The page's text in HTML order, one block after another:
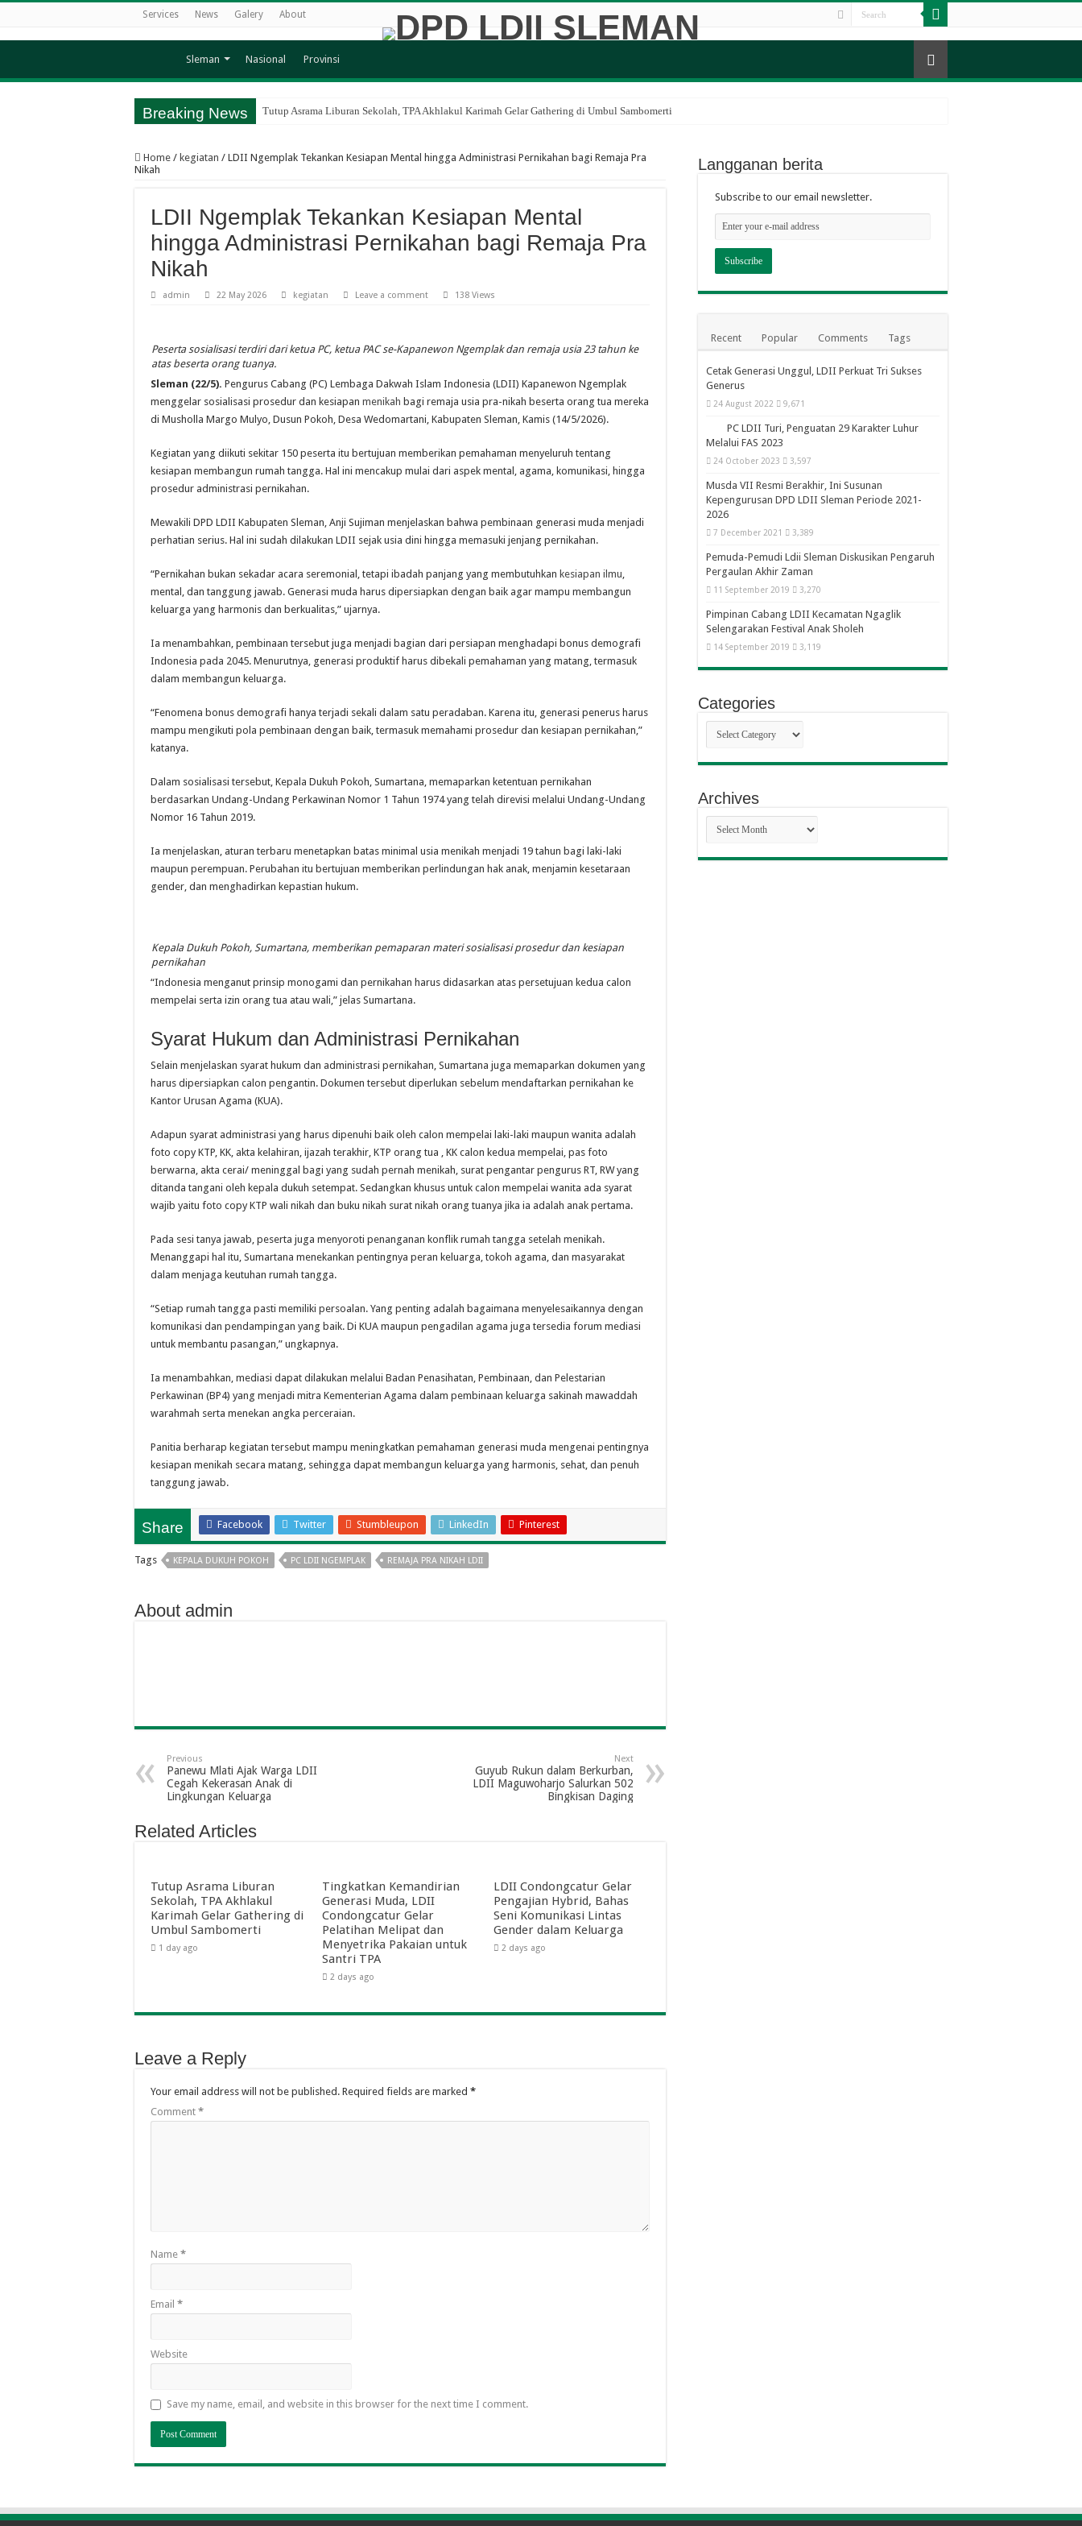
Services News Galery About
Sleman Nasional Provinsi
Breaking News Tutup Asrama Liburan Sekolah, TPA Akhlakul Karimah Gelar Gathering di Umbul Sambomerti
LDII Condongcatur Gelar Pengajian Hybrid, Bahas Seni Komunikasi Lintas Gender dalam Keluarga
TPA Akhlakul Karimah Gelar Beragam Kegiatan, Asah Mental dan Karakter Santri Sejak Dini
Edukasi Sejarah Kriptografi, Komunitas Homeschooling Tuman Sinau Sambangi Museum Sandi
Sinergi Kapanewon dan MUI Ngaglik Pererat Silaturahim Lewat Subuh Keliling di Mushola Al Manshurin Nglempong Lor
Sambut Semester Baru, TPA Akhlakul Karimah Gelar Kegiatan Perdana Penuh Makna
Home / kegiatan / LDII Ngemplak Tekankan Kesiapan Mental hingga Administrasi Pernikahan bagi Remaja Pra
Nikah
LDII Ngemplak Tekankan Kesiapan Mental
hingga Administrasi Pernikahan bagi Remaja Pra
Nikah
admin 22 May 2026 kegiatan Leave a comment 138 Views
Peserta sosialisasi terdiri dari ketua PC, ketua PAC se-Kapanewon Ngemplak dan remaja usia 23 tahun ke
atas beserta orang tuanya.
Sleman (22/5). Pengurus Cabang (PC) Lembaga Dakwah Islam Indonesia (LDII) Kapanewon Ngemplak
menggelar sosialisasi prosedur dan kesiapan menikah bagi remaja usia pra-nikah beserta orang tua mereka
di Musholla Margo Mulyo, Dusun Pokoh, Desa Wedomartani, Kabupaten Sleman, Kamis (14/5/2026).
Kegiatan yang diikuti sekitar 150 peserta itu bertujuan memberikan pemahaman menyeluruh tentang
kesiapan membangun rumah tangga. Hal ini mencakup mulai dari aspek mental, agama, komunikasi, hingga
prosedur administrasi pernikahan.
Mewakili DPD LDII Kabupaten Sleman, Anji Sujiman menjelaskan bahwa pembinaan generasi muda menjadi
perhatian serius. Hal ini sudah dilakukan LDII sejak usia dini hingga memasuki jenjang pernikahan.
“Pernikahan bukan sekadar acara seremonial, tetapi ibadah panjang yang membutuhkan kesiapan ilmu,
mental, dan tanggung jawab. Generasi muda harus dipersiapkan dengan baik agar mampu membangun
keluarga yang harmonis dan berkualitas,” ujarnya.
Ia menambahkan, pembinaan tersebut juga menjadi bagian dari persiapan menghadapi bonus demografi
Indonesia pada 2045. Menurutnya, generasi produktif harus dibekali pemahaman yang matang, termasuk
dalam membangun keluarga.
“Fenomena bonus demografi hanya terjadi sekali dalam satu peradaban. Karena itu, generasi penerus harus
mampu mengikuti pola pembinaan dengan baik, termasuk memahami prosedur dan kesiapan pernikahan,”
katanya.
Dalam sosialisasi tersebut, Kepala Dukuh Pokoh, Sumartana, memaparkan ketentuan pernikahan
berdasarkan Undang-Undang Perkawinan Nomor 1 Tahun 1974 yang telah direvisi melalui Undang-Undang
Nomor 16 Tahun 2019.
Ia menjelaskan, aturan terbaru menetapkan batas minimal usia menikah menjadi 19 tahun bagi laki-laki
maupun perempuan. Perubahan itu bertujuan memberikan perlindungan hak anak, menjamin kesetaraan
gender, dan menghadirkan kepastian hukum.
Kepala Dukuh Pokoh, Sumartana, memberikan pemaparan materi sosialisasi prosedur dan kesiapan
pernikahan
“Indonesia menganut prinsip monogami dan pernikahan harus didasarkan atas persetujuan kedua calon
mempelai serta izin orang tua atau wali,” jelas Sumartana.
Syarat Hukum dan Administrasi Pernikahan
Selain menjelaskan syarat hukum dan administrasi pernikahan, Sumartana juga memaparkan dokumen yang
harus dipersiapkan calon pengantin. Dokumen tersebut diperlukan sebelum mendaftarkan pernikahan ke
Kantor Urusan Agama (KUA).
Adapun syarat administrasi yang harus dipenuhi baik oleh calon mempelai laki-laki maupun wanita adalah
foto copy KTP, KK, akta kelahiran, ijazah terakhir, KTP orang tua , KK calon kedua mempelai, pas foto
berwarna, akta cerai/ meninggal bagi yang sudah pernah menikah, surat pengantar pengurus RT, RW yang
ditanda tangani oleh kepala dukuh setempat. Sedangkan khusus untuk calon mempelai wanita ada syarat
wajib yaitu foto copy KTP wali nikah dan buku nikah surat nikah orang tuanya jika ia adalah anak pertama.
Pada sesi tanya jawab, peserta juga menyoroti penanganan konflik rumah tangga setelah menikah.
Menanggapi hal itu, Sumartana menekankan pentingnya peran keluarga, tokoh agama, dan masyarakat
dalam menjaga keutuhan rumah tangga.
“Setiap rumah tangga pasti memiliki persoalan. Yang penting adalah bagaimana menyelesaikannya dengan
komunikasi dan pendampingan yang baik. Di KUA maupun pengadilan agama juga tersedia forum mediasi
untuk membantu pasangan,” ungkapnya.
Ia menambahkan, mediasi dapat dilakukan melalui Badan Penasihatan, Pembinaan, dan Pelestarian
Perkawinan (BP4) yang menjadi mitra Kementerian Agama dalam pembinaan keluarga sakinah mawaddah
warahmah serta menekan angka perceraian.
Panitia berharap kegiatan tersebut mampu meningkatkan pemahaman generasi muda mengenai pentingnya
kesiapan menikah secara matang, sehingga dapat membangun keluarga yang harmonis, sehat, dan penuh
tanggung jawab.
Share Facebook Twitter Stumbleupon LinkedIn Pinterest
Tags KEPALA DUKUH POKOH PC LDII NGEMPLAK REMAJA PRA NIKAH LDII
About admin
Previous
Panewu Mlati Ajak Warga LDII
Cegah Kekerasan Anak di
Lingkungan Keluarga
Next
Guyub Rukun dalam Berkurban,
LDII Maguwoharjo Salurkan 502
Bingkisan Daging
Related Articles
Tutup Asrama Liburan
Sekolah, TPA Akhlakul
Karimah Gelar Gathering di
Umbul Sambomerti
1 day ago
Tingkatkan Kemandirian
Generasi Muda, LDII
Condongcatur Gelar
Pelatihan Melipat dan
Menyetrika Pakaian untuk
Santri TPA
2 days ago
LDII Condongcatur Gelar
Pengajian Hybrid, Bahas
Seni Komunikasi Lintas
Gender dalam Keluarga
2 days ago
Leave a Reply
Your email address will not be published. Required fields are marked *
Comment *
Name *
Email *
Website
Save my name, email, and website in this browser for the next time I comment.
Langganan berita
Subscribe to our email newsletter.
Recent Popular Comments Tags
Cetak Generasi Unggul, LDII Perkuat Tri Sukses
Generus
24 August 2022 9,671
PC LDII Turi, Penguatan 29 Karakter Luhur
Melalui FAS 2023
24 October 2023 3,597
Musda VII Resmi Berakhir, Ini Susunan
Kepengurusan DPD LDII Sleman Periode 2021-
2026
7 December 2021 3,389
Pemuda-Pemudi Ldii Sleman Diskusikan Pengaruh
Pergaulan Akhir Zaman
11 September 2019 3,270
Pimpinan Cabang LDII Kecamatan Ngaglik
Selengarakan Festival Anak Sholeh
14 September 2019 3,119
Categories
Categories
Archives
Archives